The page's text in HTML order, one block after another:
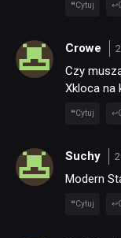
Cytuj
Crowe
Czy
Xkloca na
Cytuj
Suchy
Modern
Cytuj